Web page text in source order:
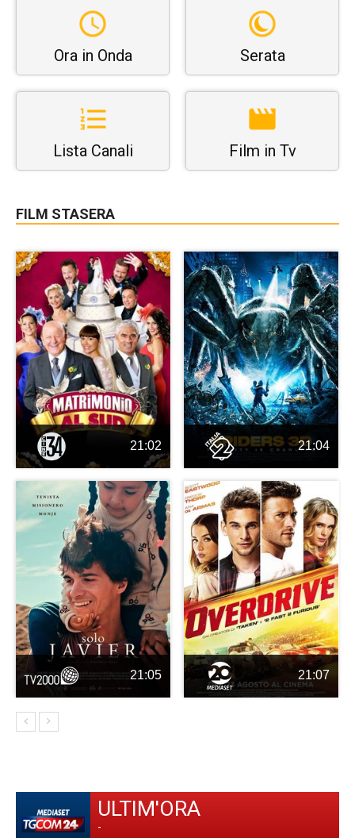
Ora in Onda Serata
Lista Canali Film in Tv
FILM STASERA
21:02 21:04
21:05 21:07
ULTIM'ORA
-